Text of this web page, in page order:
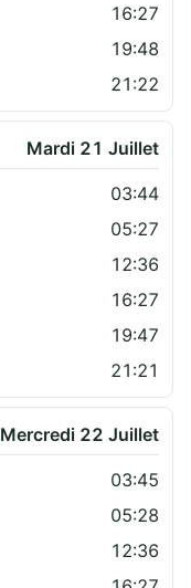
16:27
19:48
21:22
Mardi 21 Juillet
03:44
05:27
12:36
16:27
19:47
21:21
Mercredi 22 Juillet
03:45
05:28
12:36